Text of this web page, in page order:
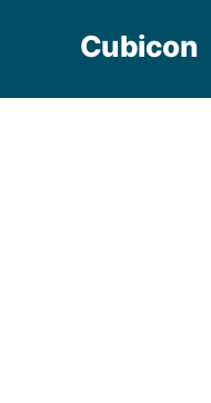
Cubicon